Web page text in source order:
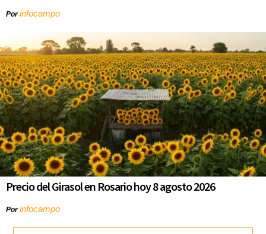
Porinfocampo
Precio del Girasol en Rosario hoy 8 agosto 2026
Porinfocampo